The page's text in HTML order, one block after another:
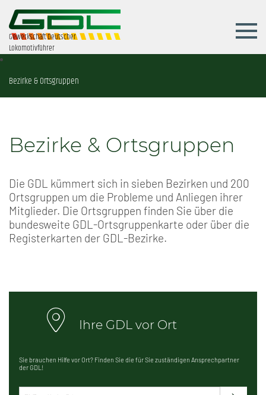
Gewerkschaft Deutscher
Lokomotivführer
Bezirke & Ortsgruppen
Bezirke & Ortsgruppen
Die GDL kümmert sich in sieben Bezirken und 200
Ortsgruppen um die Probleme und Anliegen ihrer
Mitglieder. Die Ortsgruppen finden Sie über die
bundesweite GDL-Ortsgruppenkarte oder über die
Registerkarten der GDL-Bezirke.
Ihre GDL vor Ort
Sie brauchen Hilfe vor Ort? Finden Sie die für Sie zuständigen Ansprechpartner
der GDL!